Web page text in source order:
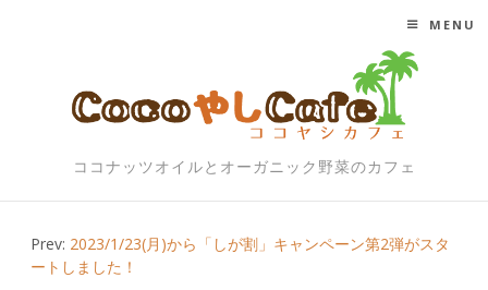
ココナッツオイルとオーガニック野菜のカフェ
MENU
Post
navigation
Prev: 2023/1/23(月)から「しが割」キャンペーン第2弾がスタ
ートしました！